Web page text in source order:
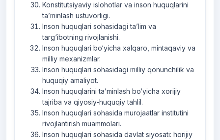
Konstitutsiyaviy islohotlar va inson huquqlarini
ta’minlash ustuvorligi.
Inson huquqlari sohasidagi ta’lim va
targ‘ibotning rivojlanishi.
Inson huquqlari bo‘yicha xalqaro, mintaqaviy va
milliy mexanizmlar.
Inson huquqlari sohasidagi milliy qonunchilik va
huquqiy amaliyot.
Inson huquqlarini ta’minlash bo‘yicha xorijiy
tajriba va qiyosiy-huquqiy tahlil.
Inson huquqlari sohasida murojaatlar institutini
rivojlantirish muammolari.
Inson huquqlari sohasida davlat siyosati: horijiy